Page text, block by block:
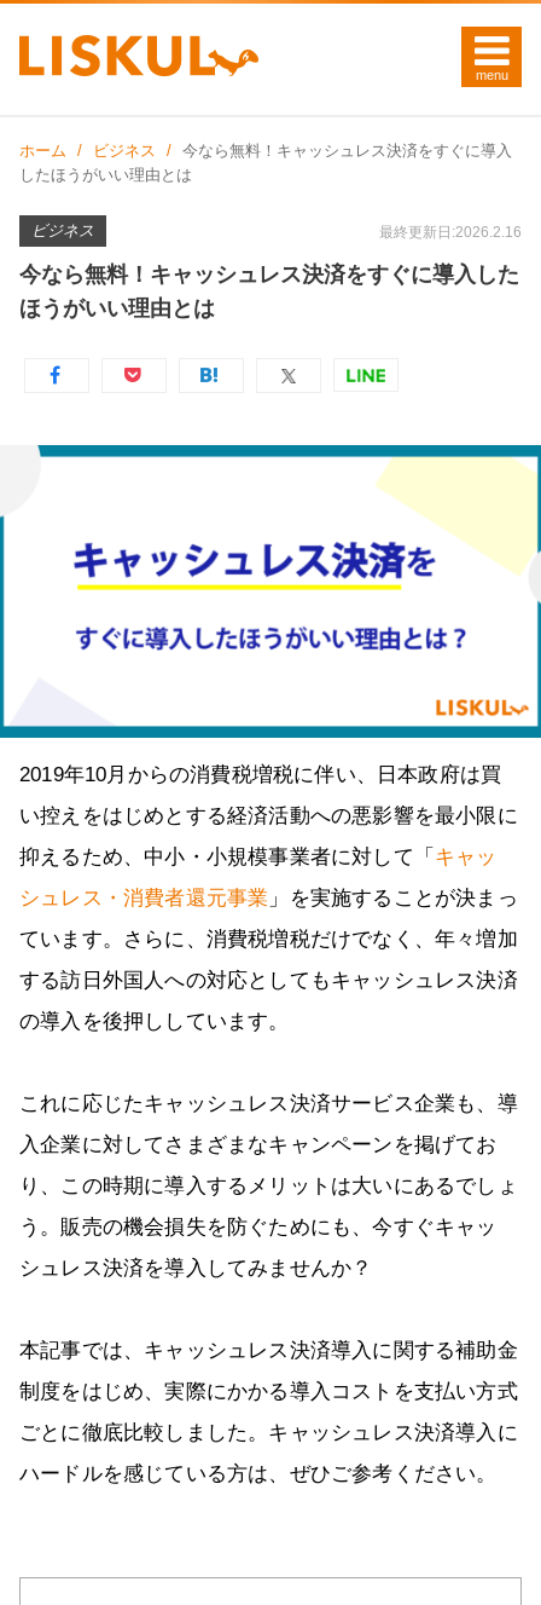
ホーム ビジネス
今なら無料！キャッシュレス決済をすぐに導入
したほうがいい理由とは
ビジネス 最終更新日:2026.2.16
今なら無料！キャッシュレス決済をすぐに導入した
ほうがいい理由とは
2019年10月からの消費税増税に伴い、日本政府は買
い控えをはじめとする経済活動への悪影響を最小限に
抑えるため、中小・小規模事業者に対して「 キャッ
シュレス・消費者還元事業 」を実施することが決まっ
ています。さらに、消費税増税だけでなく、年々増加
する訪日外国人への対応としてもキャッシュレス決済
の導入を後押ししています。
これに応じたキャッシュレス決済サービス企業も、導
入企業に対してさまざまなキャンペーンを掲げてお
り、この時期に導入するメリットは大いにあるでしょ
う。販売の機会損失を防ぐためにも、今すぐキャッ
シュレス決済を導入してみませんか？
本記事では、キャッシュレス決済導入に関する補助金
制度をはじめ、実際にかかる導入コストを支払い方式
ごとに徹底比較しました。キャッシュレス決済導入に
ハードルを感じている方は、ぜひご参考ください。